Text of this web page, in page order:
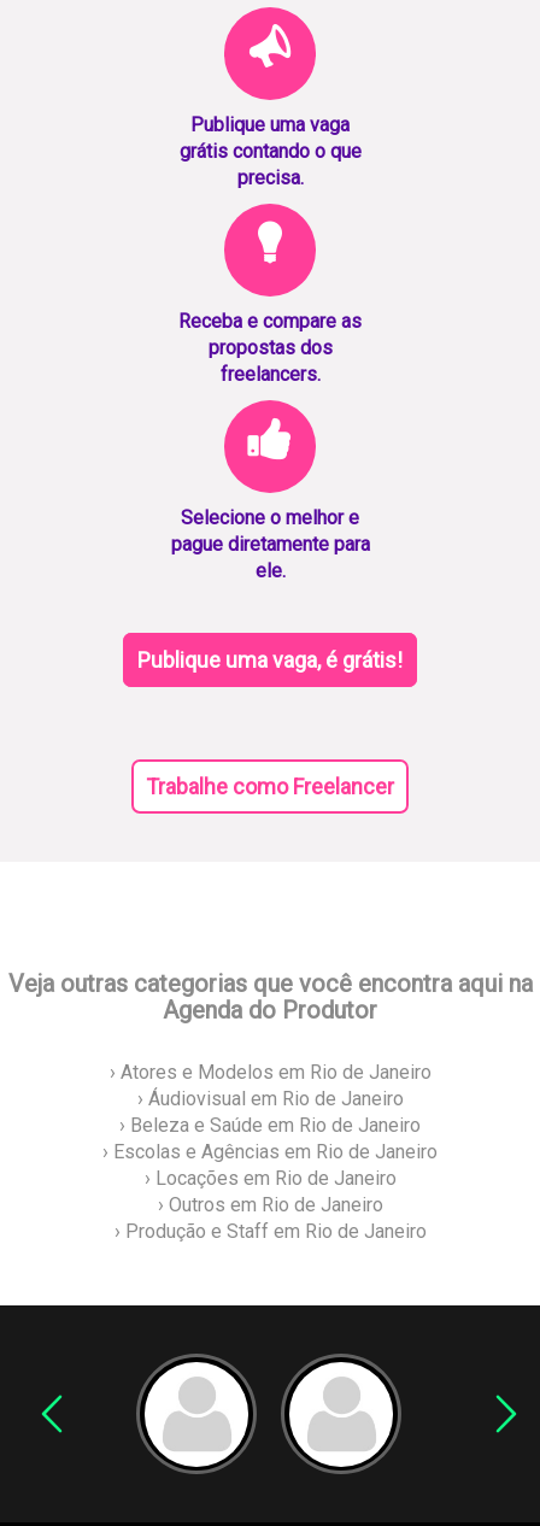
Publique uma vaga
grátis contando o que
precisa.
Receba e compare as
propostas dos
freelancers.
Selecione o melhor e
pague diretamente para
ele.
Publique uma vaga, é grátis!
Trabalhe como Freelancer
Veja outras categorias que você encontra aqui na
Agenda do Produtor
› Atores e Modelos em Rio de Janeiro
› Áudiovisual em Rio de Janeiro
› Beleza e Saúde em Rio de Janeiro
› Escolas e Agências em Rio de Janeiro
› Locações em Rio de Janeiro
› Outros em Rio de Janeiro
› Produção e Staff em Rio de Janeiro